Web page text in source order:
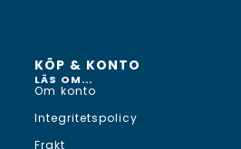
KÖP & KONTO
LÄS OM...
Om konto
Integritetspolicy
Frakt